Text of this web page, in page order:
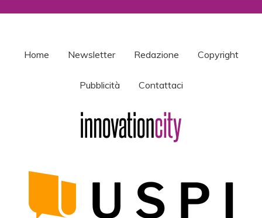
Home Newsletter Redazione Copyright
Pubblicità Contattaci